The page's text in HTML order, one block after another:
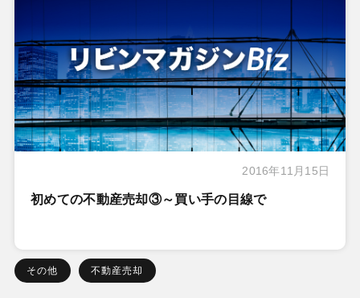
2016年11月15日
初めての不動産売却③～買い手の目線で
その他 不動産売却